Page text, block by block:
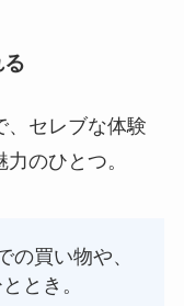
、セレブな体験
のひとつ。
の買い物や、
とき。